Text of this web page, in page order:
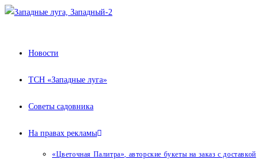
Перейти
Новости
ТСН «Западные луга»
Советы садовника
На правах рекламы
«Цветочная Палитра», авторские букеты на заказ с доставкой